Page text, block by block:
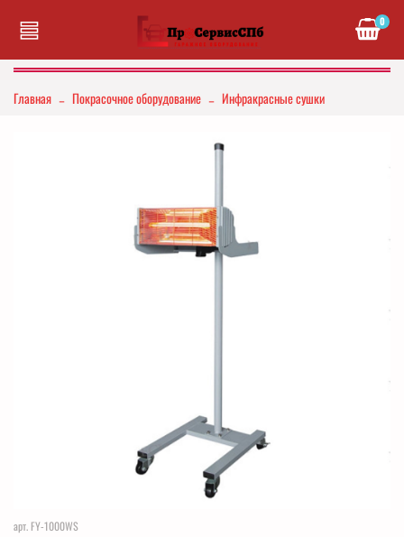
0
Главная Покрасочное оборудование Инфракрасные сушки
арт. FY-1000WS